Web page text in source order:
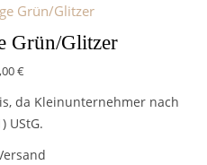
Grün/Glitzer
€
da Kleinunternehmer nach
UStG.